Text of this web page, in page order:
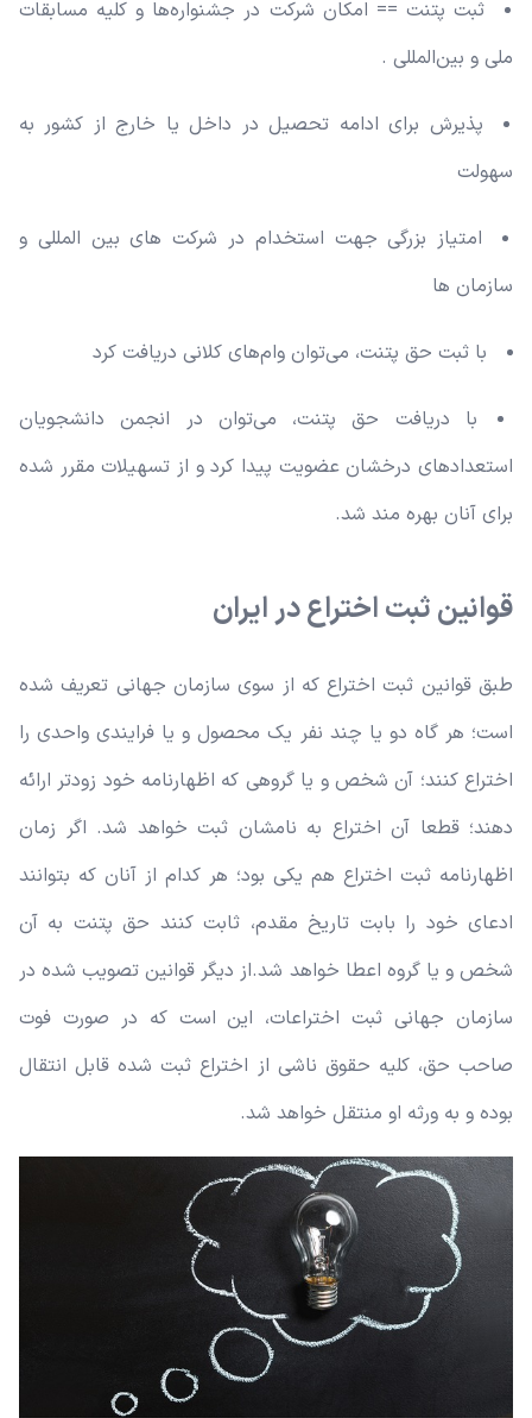
ثبت پتنت == امکان شرکت در جشنواره‌ها و کلیه مسابقات
ملی و بین‌المللی .
پذیرش برای ادامه تحصیل در داخل یا خارج از کشور به
سهولت
امتیاز بزرگی جهت استخدام در شرکت های بین المللی و
سازمان ها
با ثبت حق پتنت، می‌توان وام‌های کلانی دریافت کرد
با دریافت حق پتنت، می‌توان در انجمن دانشجویان
استعدادهای درخشان عضویت پیدا کرد و از تسهیلات مقرر شده
برای آنان بهره مند شد.
قوانین ثبت اختراع در ایران
طبق قوانین ثبت اختراع که از سوی سازمان جهانی تعریف شده
است؛ هر گاه دو یا چند نفر یک محصول و یا فرایندی واحدی را
اختراع کنند؛ آن شخص و یا گروهی که اظهارنامه خود زودتر ارائه
دهند؛ قطعا آن اختراع به نامشان ثبت خواهد شد. اگر زمان
اظهارنامه ثبت اختراع هم یکی بود؛ هر کدام از آنان که بتوانند
ادعای خود را بابت تاریخ مقدم، ثابت کنند حق پتنت به آن
شخص و یا گروه اعطا خواهد شد.از دیگر قوانین تصویب شده در
سازمان جهانی ثبت اختراعات، این است که در صورت فوت
صاحب حق، کلیه حقوق ناشی از اختراع ثبت شده قابل انتقال
بوده و به ورثه او منتقل خواهد شد.